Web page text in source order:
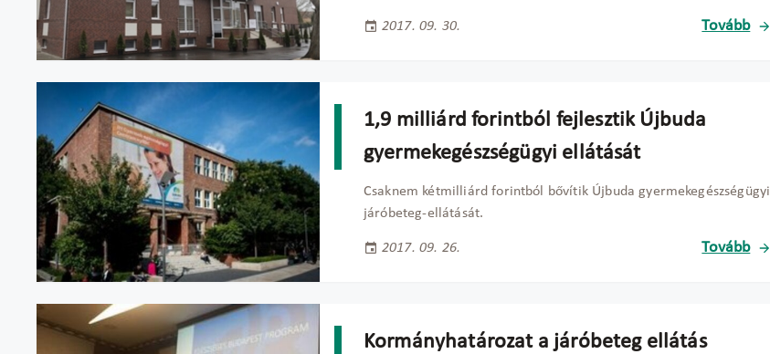
2017. 09. 30. Tovább
1,9 milliárd forintból fejlesztik Újbuda
gyermekegészségügyi ellátását
Csaknem kétmilliárd forintból bővítik Újbuda gyermekegészségügyi
járóbeteg-ellátását.
2017. 09. 26. Tovább
Kormányhatározat a járóbeteg ellátás